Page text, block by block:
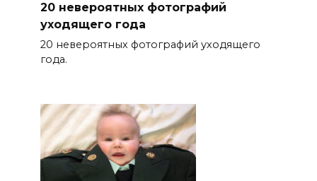
20 невероятных фотографий
уходящего года
20 невероятных фотографий уходящего
года.